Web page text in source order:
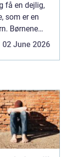
få en dejlig,
som er en
Børnene
02 June 2026